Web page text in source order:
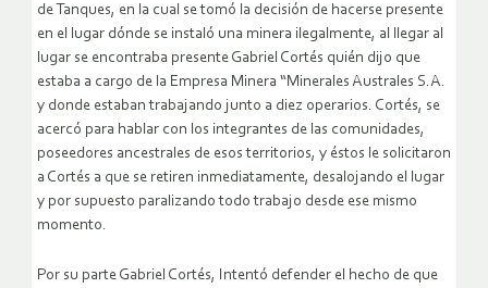
de Tanques, en la cual se tomó la decisión de hacerse presente
en el lugar dónde se instaló una minera ilegalmente, al llegar al
lugar se encontraba presente Gabriel Cortés quién dijo que
estaba a cargo de la Empresa Minera “Minerales Australes S.A.
y donde estaban trabajando junto a diez operarios. Cortés, se
acercó para hablar con los integrantes de las comunidades,
poseedores ancestrales de esos territorios, y éstos le solicitaron
a Cortés a que se retiren inmediatamente, desalojando el lugar
y por supuesto paralizando todo trabajo desde ese mismo
momento.
Por su parte Gabriel Cortés, Intentó defender el hecho de que